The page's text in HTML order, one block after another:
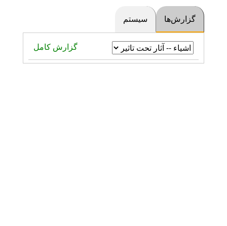
گزارش‌ها سیستم
گزارش کامل